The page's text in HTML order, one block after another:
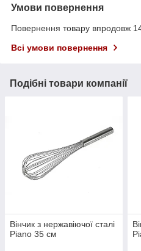
Умови повернення
Повернення товару впродовж
Всі умови повернення
Подібні товари компанії
Вінчик з нержавіючої сталі
Piano 35 см